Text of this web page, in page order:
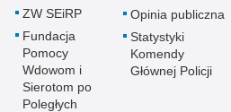
ZW SEiRP
Fundacja
Pomocy
Wdowom i
Sierotom po
Poległych
Opinia publiczna
Statystyki
Komendy
Głównej Policji